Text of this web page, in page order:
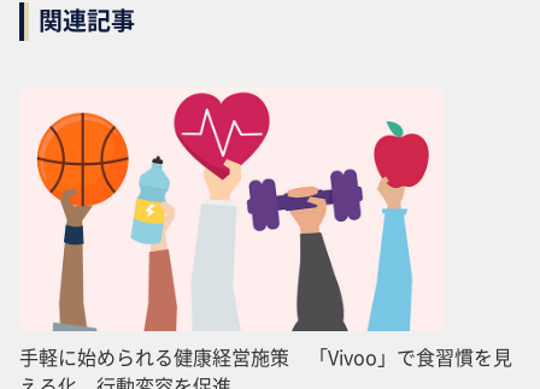
関連記事
手軽に始められる健康経営施策 「Vivoo」で食習慣を見